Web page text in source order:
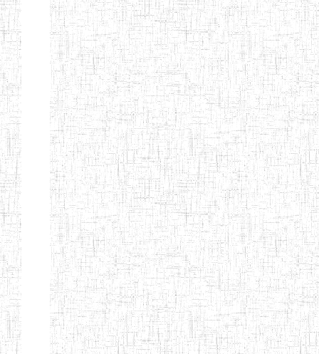
Denomination
Type
Nature
Arrondissement
Denomination Création Type
ENIEG DE
MBALMAYO
01/08/2000 ENIEG
ENIEG DE
11/07/2012 ENIEG